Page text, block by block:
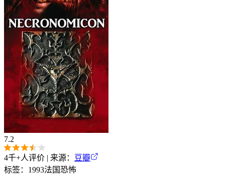
7.2
4千+人评价 | 来源：
豆瓣
标签： 1993法国恐怖